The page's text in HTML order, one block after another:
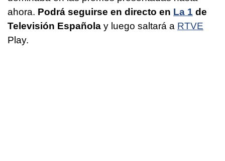
ahora. Podrá seguirse en directo en La 1 de
Televisión Española y luego saltará a RTVE
Play.